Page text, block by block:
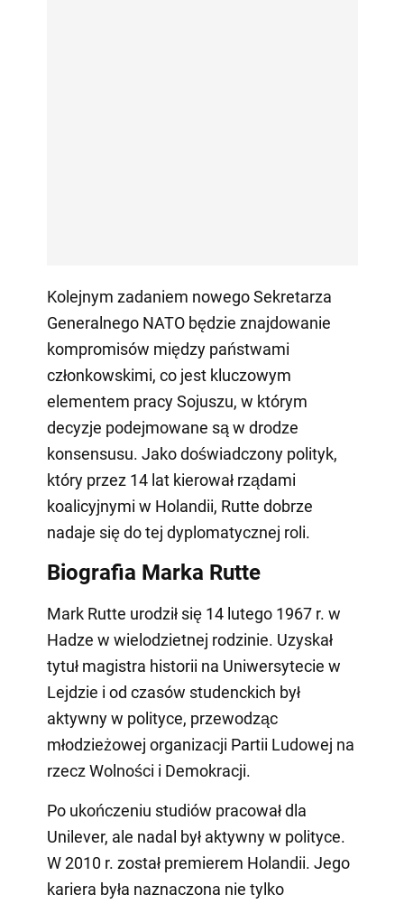
Kolejnym zadaniem nowego Sekretarza
Generalnego NATO będzie znajdowanie
kompromisów między państwami
członkowskimi, co jest kluczowym
elementem pracy Sojuszu, w którym
decyzje podejmowane są w drodze
konsensusu. Jako doświadczony polityk,
który przez 14 lat kierował rządami
koalicyjnymi w Holandii, Rutte dobrze
nadaje się do tej dyplomatycznej roli.
Biografia Marka Rutte
Mark Rutte urodził się 14 lutego 1967 r. w
Hadze w wielodzietnej rodzinie. Uzyskał
tytuł magistra historii na Uniwersytecie w
Lejdzie i od czasów studenckich był
aktywny w polityce, przewodząc
młodzieżowej organizacji Partii Ludowej na
rzecz Wolności i Demokracji.
Po ukończeniu studiów pracował dla
Unilever, ale nadal był aktywny w polityce.
W 2010 r. został premierem Holandii. Jego
kariera była naznaczona nie tylko